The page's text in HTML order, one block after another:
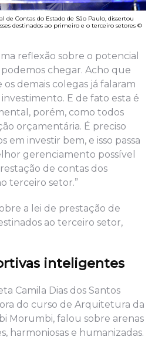
Contas do Estado de São Paulo, dissertou
destinados ao primeiro e o terceiro setores ©
reflexão sobre o potencial
chegar. Acho que
demais colegas já falaram
E de fato esta é
porém, como todos
orçamentária. É preciso
em investir bem, e isso passa
gerenciamento possível
de contas dos
terceiro setor.”
a lei de prestação de
ao terceiro setor,
inteligentes
Camila Dias dos Santos
do curso de Arquitetura da
Morumbi, falou sobre arenas
harmoniosas e humanizadas.